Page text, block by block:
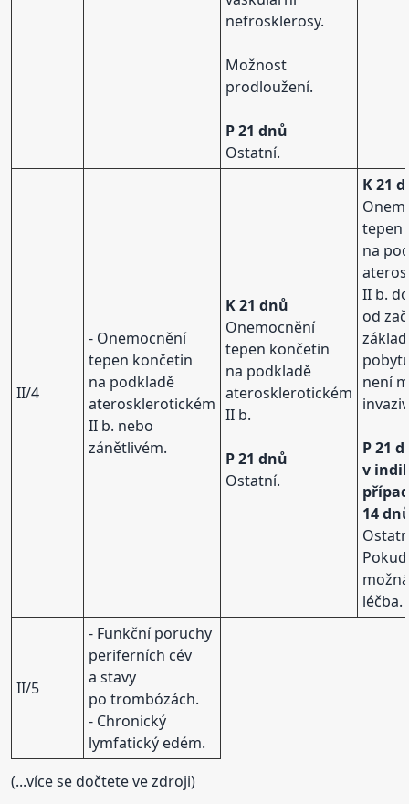
nefrosklerosy.
Možnost
prodloužení.
P 21 dnů
Ostatní.
II/4
- Onemocnění
tepen končetin
na podkladě
aterosklerotickém
II b. nebo
zánětlivém.
K 21 dnů
Onemocnění
tepen končetin
na podkladě
aterosklerotickém
II b.
P 21 dnů
Ostatní.
K 21
tepen
na
II b.
od
není
P 21
v
14
léčba.
II/5
- Funkční poruchy
periferních cév
a stavy
po trombózách.
- Chronický
lymfatický edém.
(...více se dočtete ve zdroji)